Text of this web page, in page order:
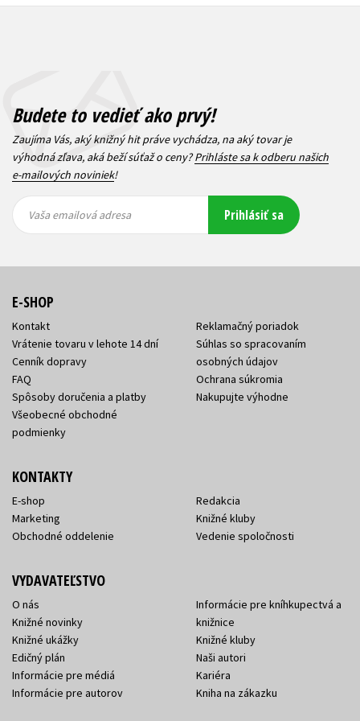
Budete to vedieť ako prvý!
Zaujíma Vás, aký knižný hit práve vychádza, na aký tovar je
výhodná zľava, aká beží súťaž o ceny?Prihláste sa k odberu našich
e-mailových noviniek!
emailová
emailová
Vaša emailová adresa Prihlásiť sa
E-SHOP
Kontakt
Vrátenie tovaru v lehote 14 dní
Cenník dopravy
FAQ
Spôsoby doručenia a platby
Všeobecné obchodné
podmienky
Reklamačný poriadok
Súhlas so spracovaním
osobných údajov
Ochrana súkromia
Nakupujte výhodne
KONTAKTY
E-shop
Marketing
Obchodné oddelenie
Redakcia
Knižné kluby
Vedenie spoločnosti
VYDAVATEĽSTVO
O nás
Knižné novinky
Knižné ukážky
Edičný plán
Informácie pre médiá
Informácie pre autorov
Informácie pre kníhkupectvá a
knižnice
Knižné kluby
Naši autori
Kariéra
Kniha na zákazku